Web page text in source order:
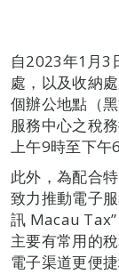
自2023年1月3
處，以及收納
個辦公地點（
服務中心之稅
上午9時至下午
此外，為配合
致力推動電子
訊 Macau Tax”
主要有常用的
電子渠道更便